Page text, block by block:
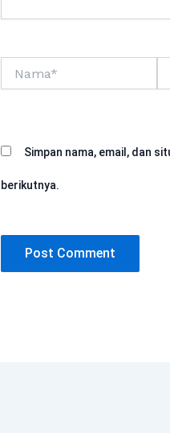
Simpan nama, email, dan
berikutnya.